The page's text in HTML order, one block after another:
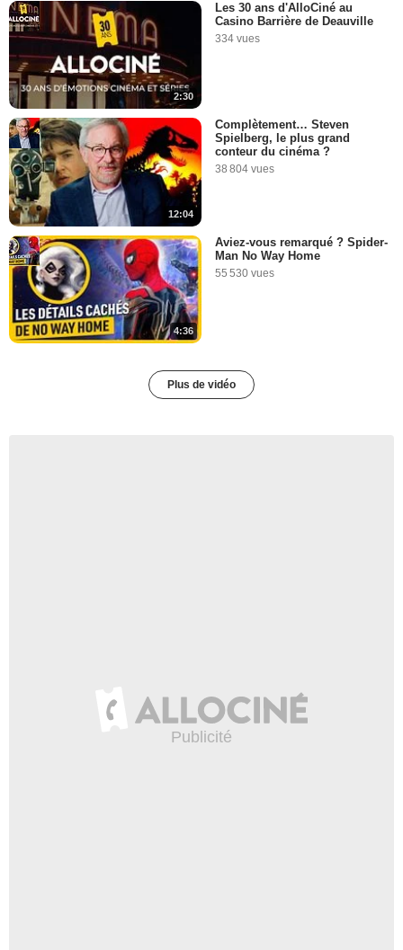
2:30
Les 30 ans d'AlloCiné au
Casino Barrière de Deauville
334 vues
12:04
Complètement… Steven
Spielberg, le plus grand
conteur du cinéma ?
38 804 vues
4:36
Aviez-vous remarqué ? Spider-
Man No Way Home
55 530 vues
Plus de vidéo